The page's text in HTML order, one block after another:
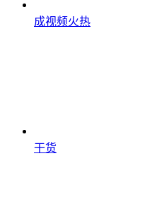
成视频火热
干货